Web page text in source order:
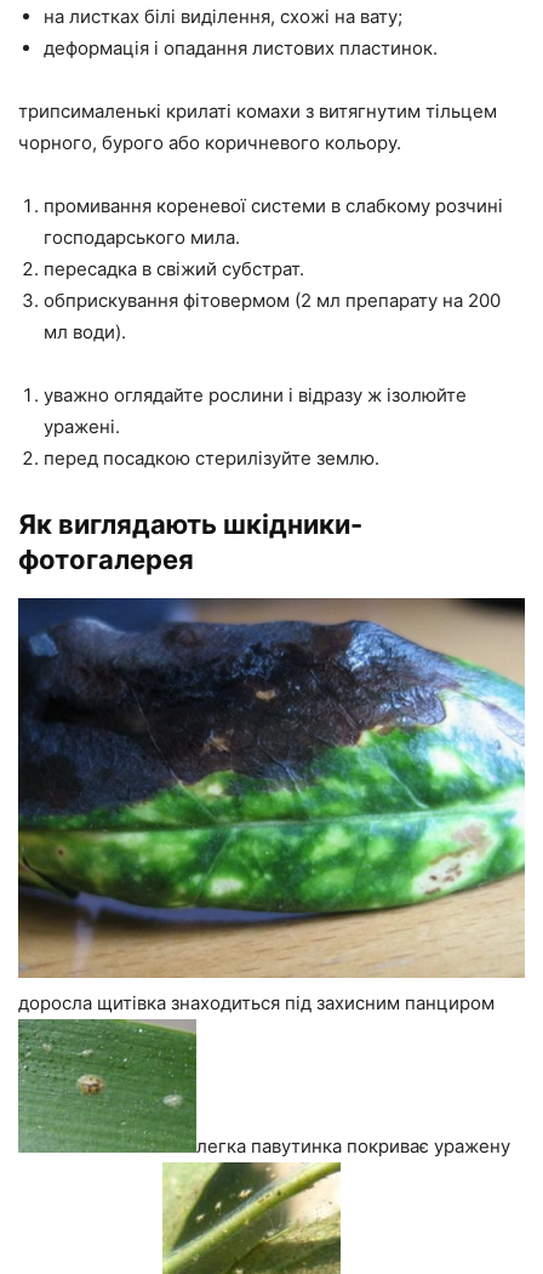
на листках білі виділення, схожі на вату;
деформація і опадання листових пластинок.
трипсималенькі крилаті комахи з витягнутим тільцем
чорного, бурого або коричневого кольору.
промивання кореневої системи в слабкому розчині
господарського мила.
пересадка в свіжий субстрат.
обприскування фітовермом (2 мл препарату на 200
мл води).
уважно оглядайте рослини і відразу ж ізолюйте
уражені.
перед посадкою стерилізуйте землю.
Як виглядають шкідники-
фотогалерея
доросла щитівка знаходиться під захисним панциром
легка павутинка покриває уражену